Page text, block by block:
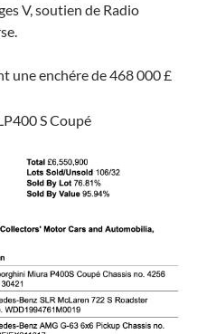
V, soutien de Radio
une enchére de 468 000 £